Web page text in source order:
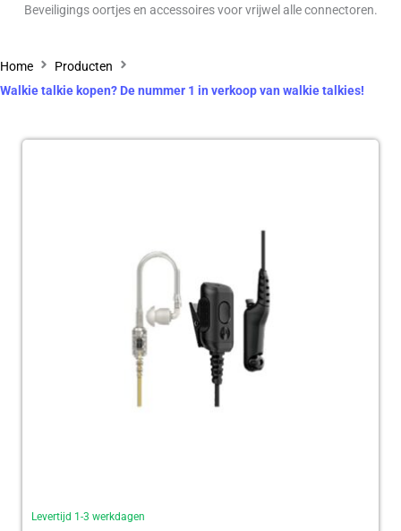
Beveiligings oortjes en accessoires voor vrijwel alle connectoren.
Home
Producten
Walkie talkie kopen? De nummer 1 in verkoop van walkie talkies!
Levertijd 1-3 werkdagen